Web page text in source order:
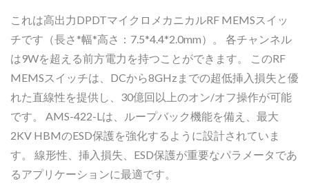
これは高出力DPDTマイクロメカニカルRF MEMSスイッ
チです（長さ*幅*高さ：7.5*4.4*2.0mm）。 各チャンネル
は9Wを超える前方電力を持つことができます。 このRF
MEMSスイッチは、DCから8GHzまでの超低挿入損失と優
れた直線性を提供し、30億回以上のオン/オフ操作が可能
です。 AMS-422-Lは、ループバック機能を備え、最大
2KV HBMのESD保護を強化するように設計されていま
す。 線形性、挿入損失、ESD保護が重要なパラメータであ
るアプリケーションに最適です。